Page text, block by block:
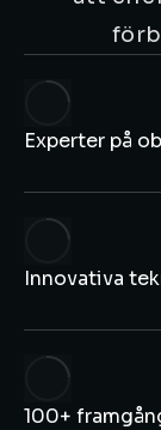
Experter på
Innovativa
100+